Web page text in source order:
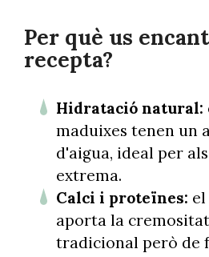
Per què us
recepta?
Hidratació natural:
maduixes tenen un
d'aigua, ideal per
extrema.
Calci i proteïnes:
aporta la
tradicional però de